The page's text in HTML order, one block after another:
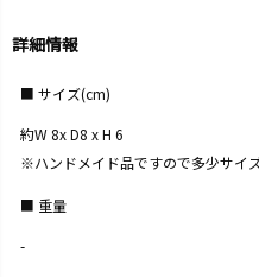
詳細情報
サイズ(cm)
約W 8x D8 x H 6
※ハンドメイド品ですので多少サイズ
重量
-